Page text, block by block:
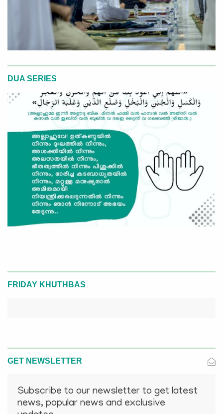
DUA SERIES
FRIDAY KHUTHBAS
GET NEWSLETTER
Subscribe to our newsletter to get latest
news, popular news and exclusive